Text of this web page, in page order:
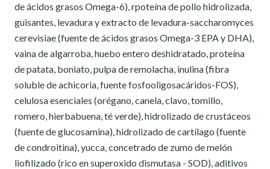
de ácidos grasos Omega-6), rpoteína de pollo hidrolizada,
guisantes, levadura y extracto de levadura-saccharomyces
cerevisiae (fuente de ácidos grasos Omega-3 EPA y DHA),
vaina de algarroba, huebo entero deshidratado, proteína
de patata, boniato, pulpa de remolacha, inulina (fibra
soluble de achicoria, fuente fosfooligosacáridos-FOS),
celulosa esenciales (orégano, canela, clavo, tomillo,
romero, hierbabuena, té verde), hidrolizado de crustáceos
(fuente de glucosamina), hidrolizado de cartílago (fuente
de condroitina), yucca, concetrado de zumo de melón
liofilizado (rico en superoxido dismutasa - SOD), aditivos